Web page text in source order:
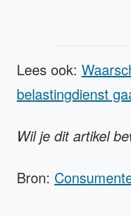
Lees ook:
belastingdienst
Wil je dit artikel
Bron: